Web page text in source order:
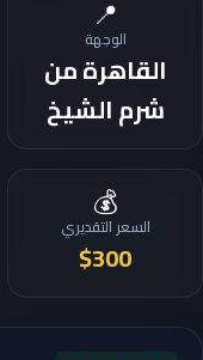
📍
الوجهة
القاهرة من
شرم الشيخ
💰
السعر التقديري
$300